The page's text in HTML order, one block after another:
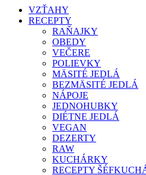
VZŤAHY
RECEPTY
RAŇAJKY
OBEDY
VEČERE
POLIEVKY
MÄSITÉ JEDLÁ
BEZMÄSITÉ JEDLÁ
NÁPOJE
JEDNOHUBKY
DIÉTNE JEDLÁ
VEGAN
DEZERTY
RAW
KUCHÁRKY
RECEPTY